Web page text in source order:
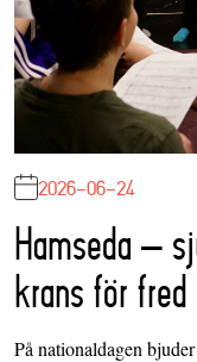
2026-06-24
Hamseda –
krans för fred
På nationaldagen